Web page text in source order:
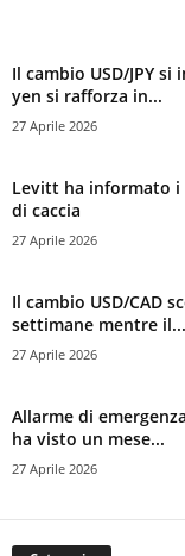
Il cambio USD/JPY
yen si rafforza in...
27 Aprile 2026
Levitt ha informato i
di caccia
27 Aprile 2026
Il cambio USD/CAD
settimane mentre il...
27 Aprile 2026
Allarme di
ha visto un mese...
27 Aprile 2026